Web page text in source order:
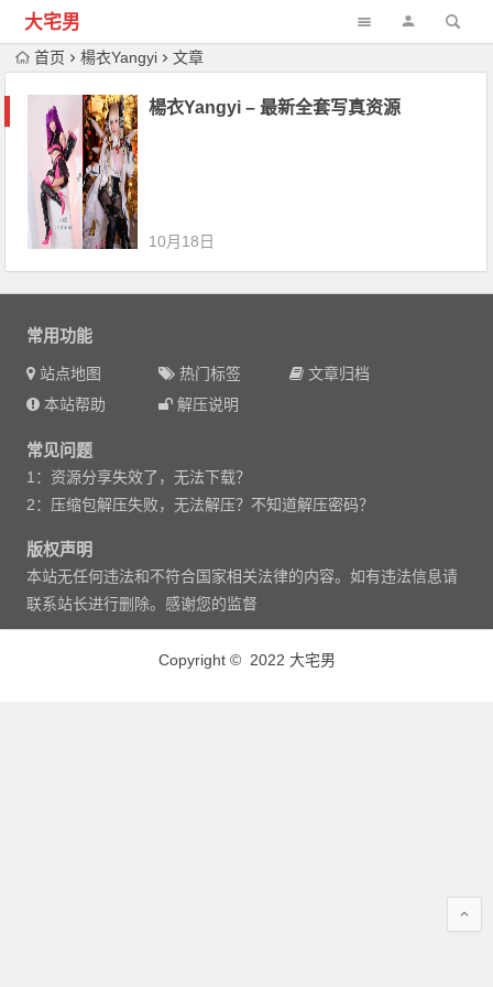
大宅男
首页 楊衣Yangyi 文章
楊衣Yangyi – 最新全套写真资源
10月18日
常用功能
站点地图 热门标签
文章归档
本站帮助
解压说明
常见问题
1：资源分享失效了，无法下载？
2：压缩包解压失败，无法解压？不知道解压密码？
版权声明
本站无任何违法和不符合国家相关法律的内容。如有违法信息请
联系站长进行删除。感谢您的监督
Copyright © 2022 大宅男